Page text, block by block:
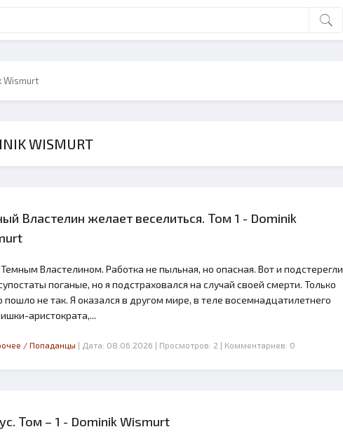
Wismurt
WISMURT
Властелин желает веселиться. Том 1 - Dominik
Властелином. Работка не пыльная, но опасная. Вот и подстерегли
поганые, но я подстраховался на случай своей смерти. Только
пошло не так. Я оказался в другом мире, в теле восемнадцатилетнего
аристократа,...
/ Попаданцы | Дата: 08.06.2026 | Просмотров: 2 | Комментариев: 0
Том – 1 - Dominik Wismurt